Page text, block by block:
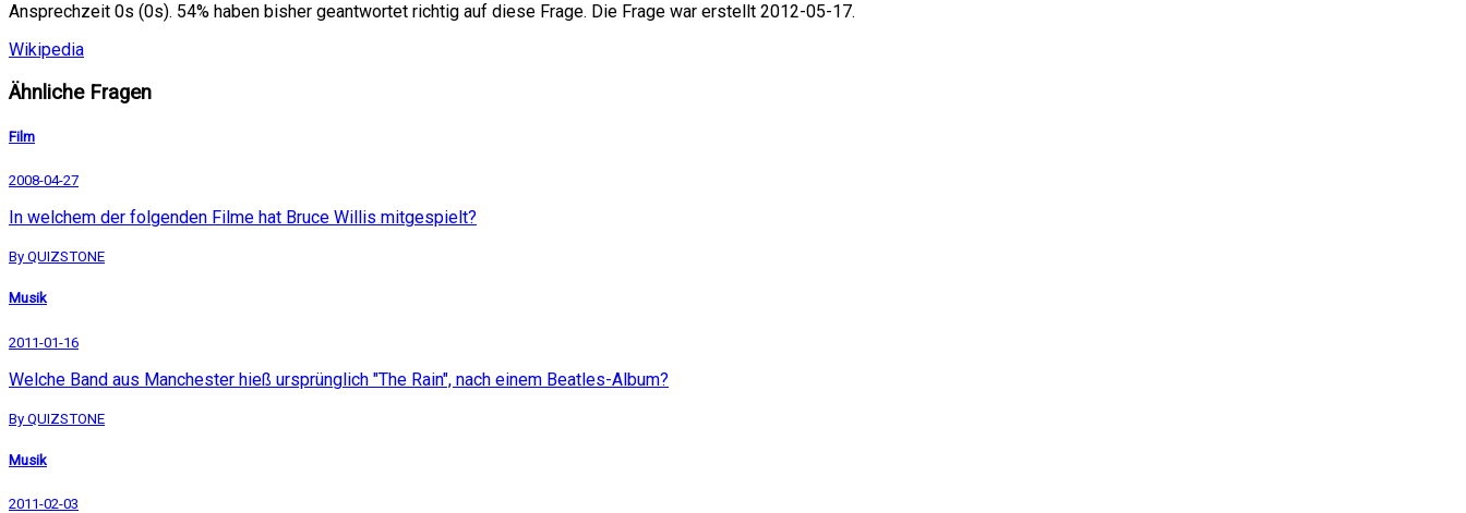
Ansprechzeit 0s (0s). 54% haben bisher geantwortet richtig auf diese Frage. Die Frage war erstellt 2012-05-17.
Wikipedia
Ähnliche Fragen
Film
2008-04-27
In welchem der folgenden Filme hat Bruce Willis mitgespielt?
By QUIZSTONE
Musik
2011-01-16
Welche Band aus Manchester hieß ursprünglich "The Rain", nach einem Beatles-Album?
By QUIZSTONE
Musik
2011-02-03